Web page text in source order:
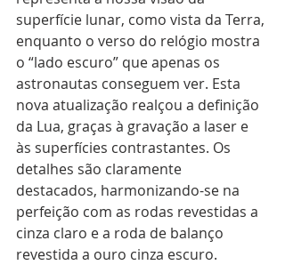
superfície lunar, como vista da Terra,
enquanto o verso do relógio mostra
o “lado escuro” que apenas os
astronautas conseguem ver. Esta
nova atualização realçou a definição
da Lua, graças à gravação a laser e
às superfícies contrastantes. Os
detalhes são claramente
destacados, harmonizando-se na
perfeição com as rodas revestidas a
cinza claro e a roda de balanço
revestida a ouro cinza escuro.